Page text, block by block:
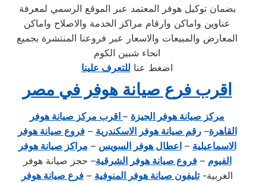
بضمان توكيل هوفر المعتمد عبر الموقع الرسمي لمعرفة
عناوين واماكن وارقام مراكز الخدمة والاصلاح واماكن
المعارض والمبيعات والاسعار عبر فروعنا المنتشرة بجميع
انحاء شبين الكوم
اضغط عنا للتعرف علينا
اقرب فرع صيانة هوفر في مصر
مركز صيانة هوفر الجيزة – اقرب مركز صيانة هوفر
القاهرة–رقم صيانة هوفر الاسكندرية –فروع صيانة هوفر
الاسماعيلية –اعطال هوفر السويس – مراكز صيانة هوفر
الفيوم –فروع صيانة هوفر الشرقية– حجز صيانة هوفر
الغربية-تليفون صيانة هوفر المنوفية – فرع صيانة هوفر